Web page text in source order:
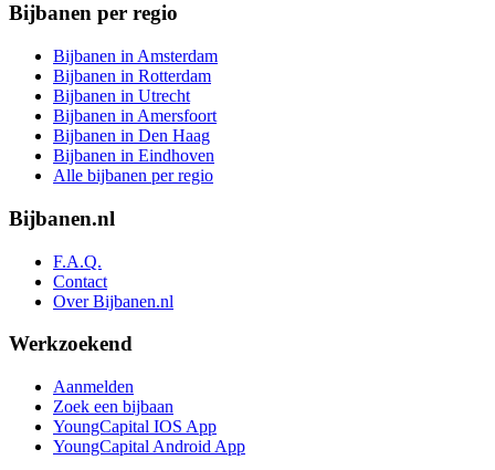
Bijbanen per regio
Bijbanen in Amsterdam
Bijbanen in Rotterdam
Bijbanen in Utrecht
Bijbanen in Amersfoort
Bijbanen in Den Haag
Bijbanen in Eindhoven
Alle bijbanen per regio
Bijbanen.nl
F.A.Q.
Contact
Over Bijbanen.nl
Werkzoekend
Aanmelden
Zoek een bijbaan
YoungCapital IOS App
YoungCapital Android App